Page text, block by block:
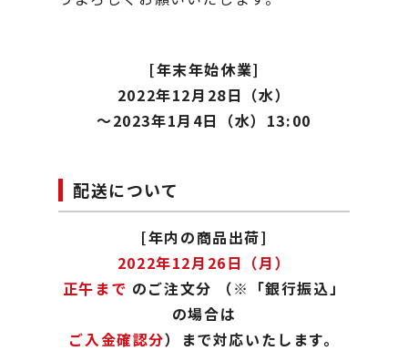
[年末年始休業]
2022年12月28日（水）
～2023年1月4日（水）13:00
配送について
[年内の商品出荷]
2022年12月26日（月）
正午まで のご注文分 （※「銀行振込」
の場合は
ご入金確認分）まで対応いたします。